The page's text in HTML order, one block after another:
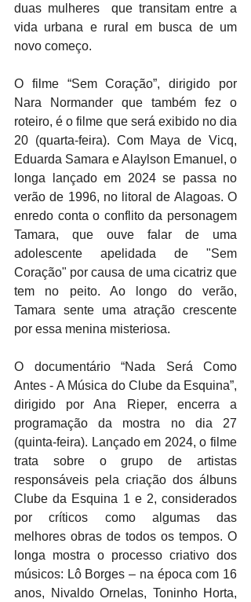
duas mulheres  que transitam entre a
vida urbana e rural em busca de um
novo começo.
O filme “Sem Coração”, dirigido por
Nara Normander que também fez o
roteiro, é o filme que será exibido no dia
20 (quarta-feira). Com Maya de Vicq,
Eduarda Samara e Alaylson Emanuel, o
longa lançado em 2024 se passa no
verão de 1996, no litoral de Alagoas. O
enredo conta o conflito da personagem
Tamara, que ouve falar de uma
adolescente apelidada de "Sem
Coração" por causa de uma cicatriz que
tem no peito. Ao longo do verão,
Tamara sente uma atração crescente
por essa menina misteriosa.
O documentário “Nada Será Como
Antes - A Música do Clube da Esquina”,
dirigido por Ana Rieper, encerra a
programação da mostra no dia 27
(quinta-feira). Lançado em 2024, o filme
trata sobre o grupo de artistas
responsáveis pela criação dos álbuns
Clube da Esquina 1 e 2, considerados
por críticos como algumas das
melhores obras de todos os tempos. O
longa mostra o processo criativo dos
músicos: Lô Borges – na época com 16
anos, Nivaldo Ornelas, Toninho Horta,